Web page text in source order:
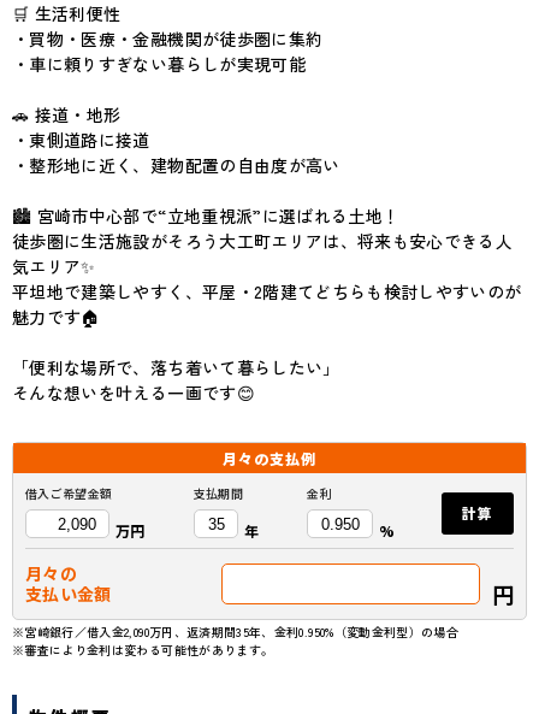
🛒 生活利便性
・買物・医療・金融機関が徒歩圏に集約
・車に頼りすぎない暮らしが実現可能
🚗 接道・地形
・東側道路に接道
・整形地に近く、建物配置の自由度が高い
🏙️ 宮崎市中心部で“立地重視派”に選ばれる土地！
徒歩圏に生活施設がそろう大工町エリアは、将来も安心できる人
気エリア✨
平坦地で建築しやすく、平屋・2階建てどちらも検討しやすいのが
魅力です🏠
「便利な場所で、落ち着いて暮らしたい」
そんな想いを叶える一画です😊
月々の支払例
借入ご希望金額
万円
支払期間
年
金利
%
計算
月々の
支払い金額
円
※宮崎銀行／借入金2,090万円、返済期間35年、金利0.950%（変動金利型）の場合
※審査により金利は変わる可能性があります。